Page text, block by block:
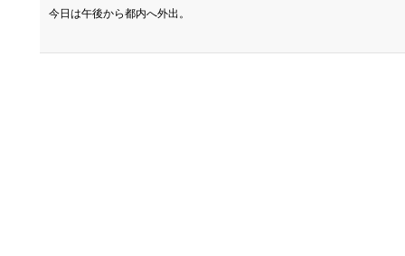
今日は午後から都内へ外出。